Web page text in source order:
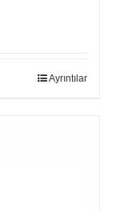
Ayrıntılar